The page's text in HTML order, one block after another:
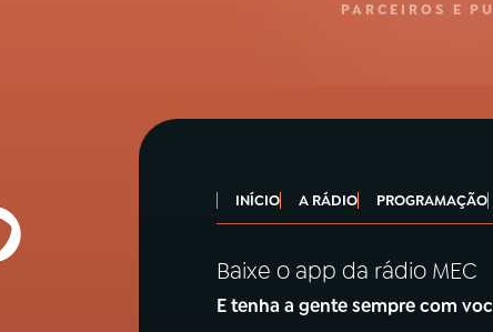
PARCEIROS E
INÍCIO A RÁDIO PROGRAMAÇÃO
Baixe o app da rádio MEC
E tenha a gente sempre com